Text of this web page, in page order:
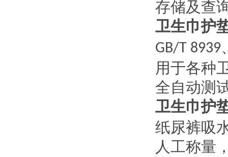
存储及查
卫生巾护
GB/T 8939
用于各种
全自动测
卫生巾护
纸尿裤吸
人工称量